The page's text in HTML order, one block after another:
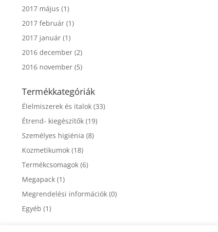
2017 május (1)
2017 február(1)
2017 január(1)
2016 december(2)
2016 november(5)
Termékkategóriák
Élelmiszerek és italok (33)
Étrend- kiegészítők (19)
Személyes higiénia (8)
Kozmetikumok (18)
Termékcsomagok (6)
Megapack (1)
Megrendelési információk (0)
Egyéb (1)